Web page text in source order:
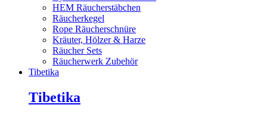
HEM Räucherstäbchen
Räucherkegel
Rope Räucherschnüre
Kräuter, Hölzer & Harze
Räucher Sets
Räucherwerk Zubehör
Tibetika
Tibetika